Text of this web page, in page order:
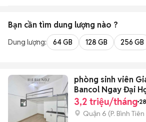
Bạn cần tìm dung lượng nào ?
Dung lượng: 64 GB 128 GB 256 GB
phòng sinh viên
Bancol Ngay Đại Học Mở - Chợ Bình
Tiên
3,2 triệu/tháng
Quận 6 (P. Bình Tiên